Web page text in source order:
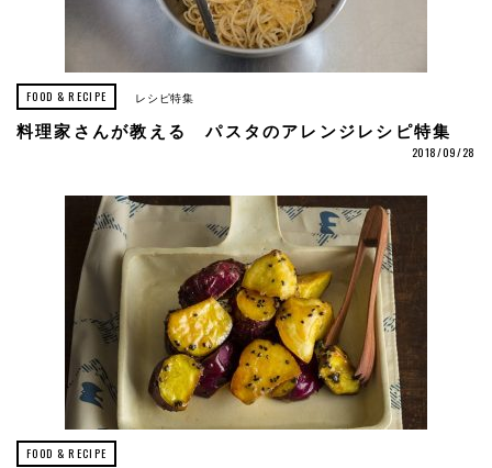
FOOD & RECIPE レシピ特集
料理家さんが教える パスタのアレンジレシピ特集
2018/09/28
FOOD & RECIPE